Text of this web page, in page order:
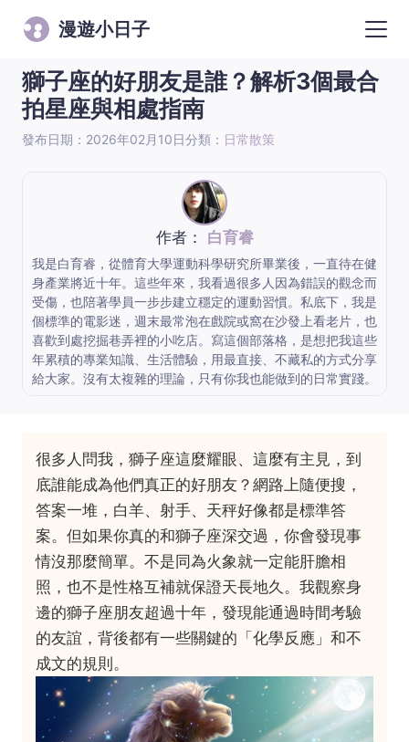
漫遊小日子
獅子座的好朋友是誰？解析3個最合
拍星座與相處指南
發布日期：2026年02月10日分類： 日常散策
作者： 白育睿
我是白育睿，從體育大學運動科學研究所畢業後，一直待在健
身產業將近十年。這些年來，我看過很多人因為錯誤的觀念而
受傷，也陪著學員一步步建立穩定的運動習慣。私底下，我是
個標準的電影迷，週末最常泡在戲院或窩在沙發上看老片，也
喜歡到處挖掘巷弄裡的小吃店。寫這個部落格，是想把我這些
年累積的專業知識、生活體驗，用最直接、不藏私的方式分享
給大家。沒有太複雜的理論，只有你我也能做到的日常實踐。
很多人問我，獅子座這麼耀眼、這麼有主見，到
底誰能成為他們真正的好朋友？網路上隨便搜，
答案一堆，白羊、射手、天秤好像都是標準答
案。但如果你真的和獅子座深交過，你會發現事
情沒那麼簡單。不是同為火象就一定能肝膽相
照，也不是性格互補就保證天長地久。我觀察身
邊的獅子座朋友超過十年，發現能通過時間考驗
的友誼，背後都有一些關鍵的「化學反應」和不
成文的規則。